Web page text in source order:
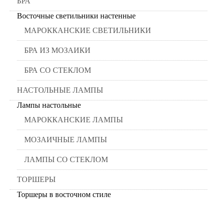
Восточные светильники настенные
МАРОККАНСКИЕ СВЕТИЛЬНИКИ
БРА ИЗ МОЗАИКИ
БРА СО СТЕКЛОМ
НАСТОЛЬНЫЕ ЛАМПЫ
Лампы настольные
МАРОККАНСКИЕ ЛАМПЫ
МОЗАИЧНЫЕ ЛАМПЫ
ЛАМПЫ СО СТЕКЛОМ
ТОРШЕРЫ
Торшеры в восточном стиле